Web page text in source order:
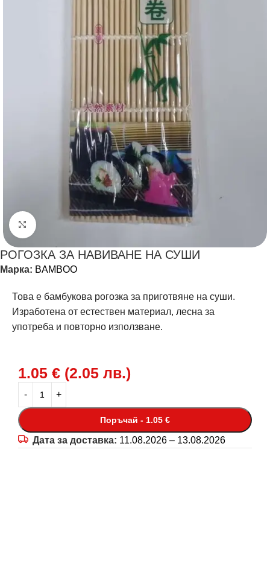
Щракнете за уголемяване
РОГОЗКА ЗА НАВИВАНЕ НА СУШИ
Марка: BAMBOO
Това е бамбукова рогозка за приготвяне на суши.
Изработена от естествен материал, лесна за
употреба и повторно използване.
1.05 € (2.05 лв.)
Поръчай - 1.05 €
Дата за доставка: 11.08.2026 – 13.08.2026